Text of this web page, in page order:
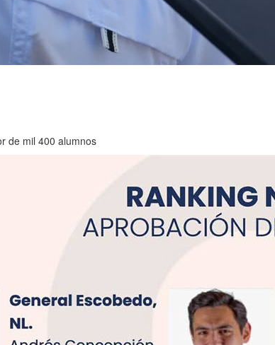
de mil 400 alumnos